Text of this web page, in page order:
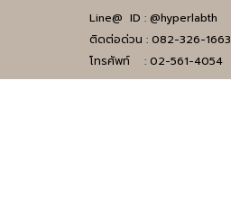
Line@ ID : @hyperlabth
ติดต่อด่วน : 082-326-1663
โทรศัพท์ : 02-561-4054